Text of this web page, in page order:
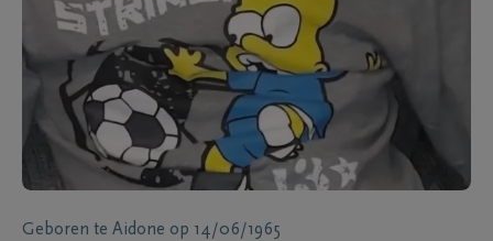
Geboren te Aidone op 14/06/1965